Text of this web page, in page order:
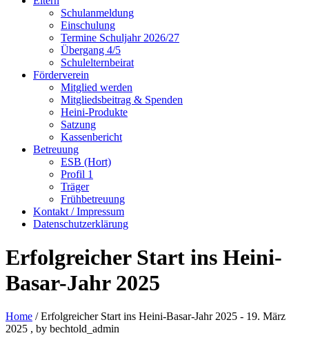
Schulanmeldung
Einschulung
Termine Schuljahr 2026/27
Übergang 4/5
Schulelternbeirat
Förderverein
Mitglied werden
Mitgliedsbeitrag & Spenden
Heini-Produkte
Satzung
Kassenbericht
Betreuung
ESB (Hort)
Profil 1
Träger
Frühbetreuung
Kontakt / Impressum
Datenschutzerklärung
Erfolgreicher Start ins Heini-
Basar-Jahr 2025
Home / Erfolgreicher Start ins Heini-Basar-Jahr 2025 - 19. März
2025 , by bechtold_admin